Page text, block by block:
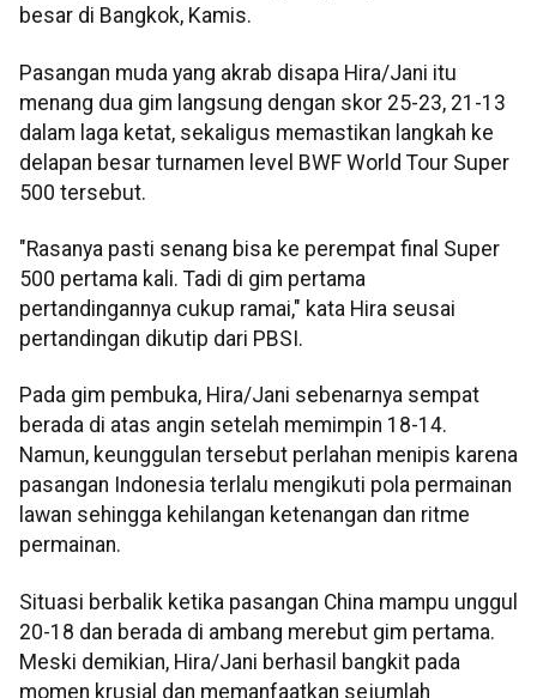
besar di Bangkok, Kamis.
Pasangan muda yang akrab disapa Hira/Jani itu
menang dua gim langsung dengan skor 25-23, 21-13
dalam laga ketat, sekaligus memastikan langkah ke
delapan besar turnamen level BWF World Tour Super
500 tersebut.
"Rasanya pasti senang bisa ke perempat final Super
500 pertama kali. Tadi di gim pertama
pertandingannya cukup ramai," kata Hira seusai
pertandingan dikutip dari PBSI.
Pada gim pembuka, Hira/Jani sebenarnya sempat
berada di atas angin setelah memimpin 18-14.
Namun, keunggulan tersebut perlahan menipis karena
pasangan Indonesia terlalu mengikuti pola permainan
lawan sehingga kehilangan ketenangan dan ritme
permainan.
Situasi berbalik ketika pasangan China mampu unggul
20-18 dan berada di ambang merebut gim pertama.
Meski demikian, Hira/Jani berhasil bangkit pada
momen krusial dan memanfaatkan sejumlah